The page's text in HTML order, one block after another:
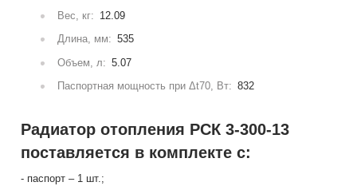
Вес, кг: 12.09
Длина, мм: 535
Объем, л: 5.07
Паспортная мощность при Δt70, Вт: 832
Радиатор отопления РСК 3-300-13
поставляется в комплекте с:
- паспорт – 1 шт.;